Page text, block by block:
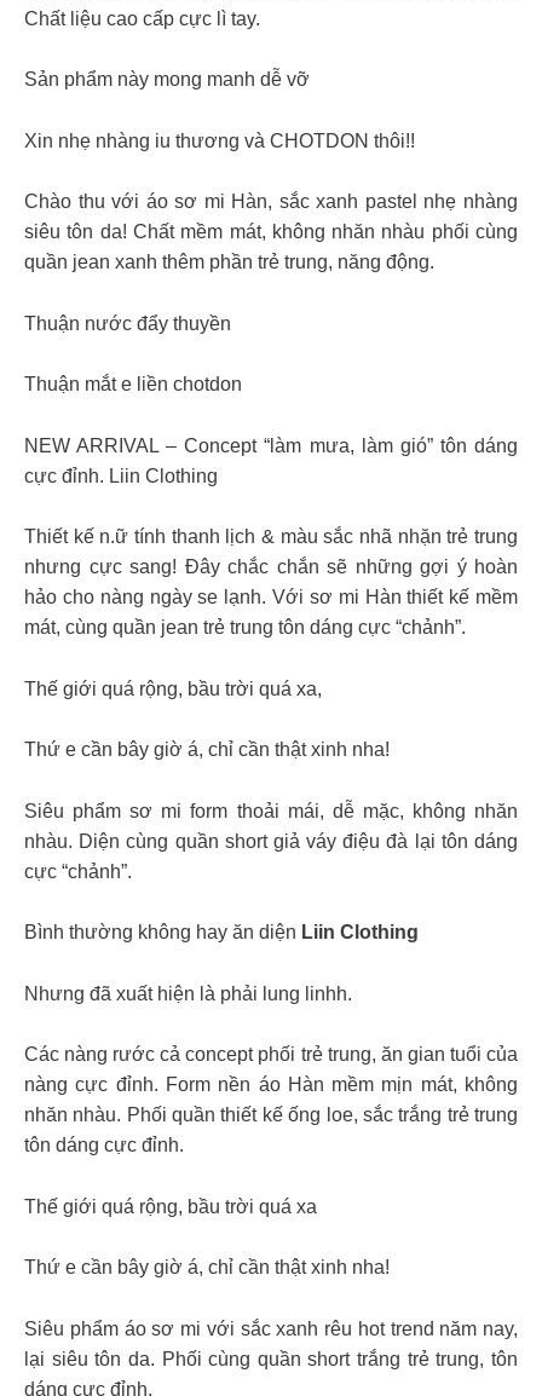
Chất liệu cao cấp cực lì tay.
Sản phẩm này mong manh dễ vỡ
Xin nhẹ nhàng iu thương và CHOTDON thôi!!
Chào thu với áo sơ mi Hàn, sắc xanh pastel nhẹ nhàng
siêu tôn da! Chất mềm mát, không nhăn nhàu phối cùng
quần jean xanh thêm phần trẻ trung, năng động.
Thuận nước đẩy thuyền
Thuận mắt e liền chotdon
NEW ARRIVAL – Concept “làm mưa, làm gió” tôn dáng
cực đỉnh. Liin Clothing
Thiết kế n.ữ tính thanh lịch & màu sắc nhã nhặn trẻ trung
nhưng cực sang! Đây chắc chắn sẽ những gợi ý hoàn
hảo cho nàng ngày se lạnh. Với sơ mi Hàn thiết kế mềm
mát, cùng quần jean trẻ trung tôn dáng cực “chảnh”.
Thế giới quá rộng, bầu trời quá xa,
Thứ e cần bây giờ á, chỉ cần thật xinh nha!
Siêu phẩm sơ mi form thoải mái, dễ mặc, không nhăn
nhàu. Diện cùng quần short giả váy điệu đà lại tôn dáng
cực “chảnh”.
Bình thường không hay ăn diện Liin Clothing
Nhưng đã xuất hiện là phải lung linhh.
Các nàng rước cả concept phối trẻ trung, ăn gian tuổi của
nàng cực đỉnh. Form nền áo Hàn mềm mịn mát, không
nhăn nhàu. Phối quần thiết kế ống loe, sắc trắng trẻ trung
tôn dáng cực đỉnh.
Thế giới quá rộng, bầu trời quá xa
Thứ e cần bây giờ á, chỉ cần thật xinh nha!
Siêu phẩm áo sơ mi với sắc xanh rêu hot trend năm nay,
lại siêu tôn da. Phối cùng quần short trắng trẻ trung, tôn
dáng cực đỉnh.